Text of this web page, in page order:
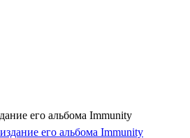
его альбома Immunity